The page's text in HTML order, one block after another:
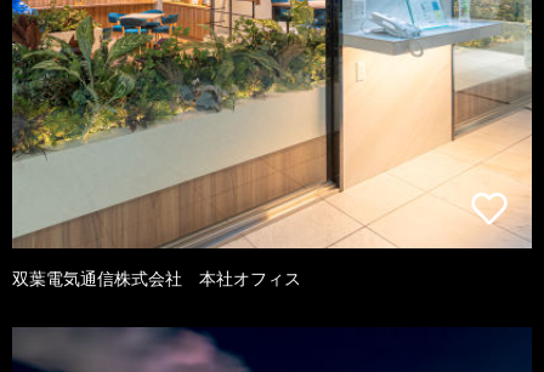
双葉電気通信株式会社 本社オフィス